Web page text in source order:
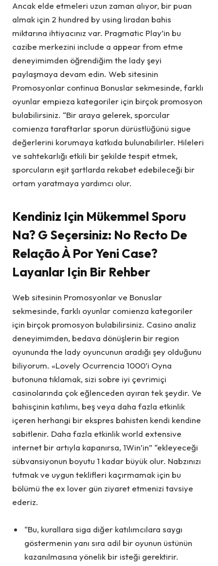
Ancak elde etmeleri uzun zaman alıyor, bir puan
almak için 2 hundred by using liradan bahis
miktarına ihtiyacınız var. Pragmatic Play’in bu
cazibe merkezini include a appear from etme
deneyimimden öğrendiğim the lady şeyi
paylaşmaya devam edin. Web sitesinin
Promosyonlar continua Bonuslar sekmesinde, farklı
oyunlar empieza kategoriler için birçok promosyon
bulabilirsiniz. “Bir araya gelerek, sporcular
comienza taraftarlar sporun dürüstlüğünü sigue
değerlerini korumaya katkıda bulunabilirler. Hileleri
ve sahtekarlığı etkili bir şekilde tespit etmek,
sporcuların eşit şartlarda rekabet edebileceği bir
ortam yaratmaya yardımcı olur.
Kendiniz Için Mükemmel Sporu
Na? G Seçersiniz: No Recto De
Relação À Por Yeni Case?
Layanlar Için Bir Rehber
Web sitesinin Promosyonlar ve Bonuslar
sekmesinde, farklı oyunlar comienza kategoriler
için birçok promosyon bulabilirsiniz. Casino analiz
deneyimimden, bedava dönüşlerin bir region
oyununda the lady oyuncunun aradığı şey olduğunu
biliyorum. «Lovely Ocurrencia 1000’i Oyna
butonuna tıklamak, sizi sobre iyi çevrimiçi
casinolarında çok eğlenceden ayıran tek şeydir. Ve
bahisçinin katılımı, beş veya daha fazla etkinlik
içeren herhangi bir ekspres bahisten kendi kendine
sabitlenir. Daha fazla etkinlik world extensive
internet bir artıyla kapanırsa, 1Win’in” “ekleyeceği
sübvansiyonun boyutu 1 kadar büyük olur. Nabzınızı
tutmak ve uygun teklifleri kaçırmamak için bu
bölümü the ex lover gün ziyaret etmenizi tavsiye
ederiz.
“Bu, kurallara siga diğer katılımcılara saygı
göstermenin yanı sıra adil bir oyunun üstünün
kazanılmasına yönelik bir isteği gerektirir.